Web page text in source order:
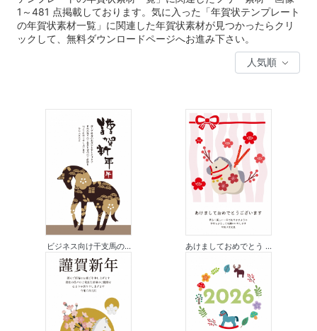
1～481 点掲載しております。気に入った「年賀状テンプレート
の年賀状素材一覧」に関連した年賀状素材が見つかったらクリ
ックして、無料ダウンロードページへお進み下さい。
ビジネス向け干支馬の... あけましておめでとう ...